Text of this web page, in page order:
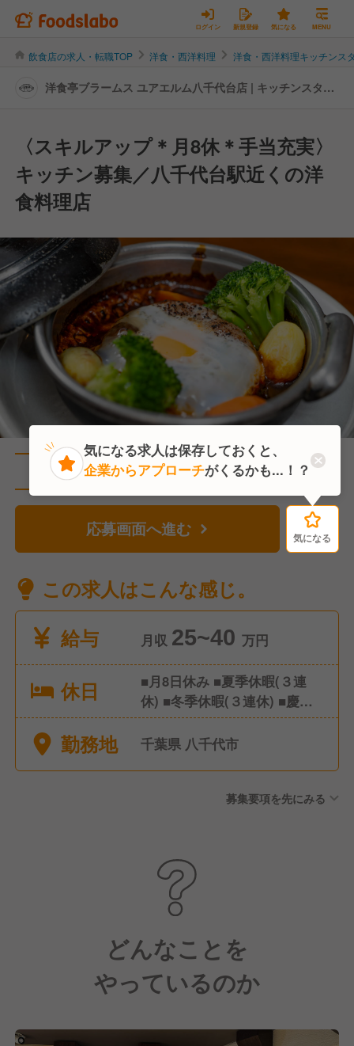
ログイン 新規登録 気になる MENU
飲食店の求人・転職TOP 洋食・西洋料理 洋食・西洋料理キッチンス
洋食亭ブラームス ユアエルム八千代台店 | キッチンスタッ
〈スキルアップ＊月8休＊手当充実〉
キッチン募集／八千代台駅近くの洋
食料理店
直近3人がこの求人を検討中
応募画面へ進む 気になる
この求人はこんな感じ。
給与
月収 25~40 万円
休日
■月8日休み ■夏季休暇(３連
休) ■冬季休暇(３連休) ■慶弔
休暇 ■産前産後休暇 ■育児休
暇 ■有給休暇
勤務地 千葉県 八千代市
募集要項を先にみる
どんなことを
やっているのか
気になる
気になる求人は保存しておくと、
企業からアプローチがくるかも...！？